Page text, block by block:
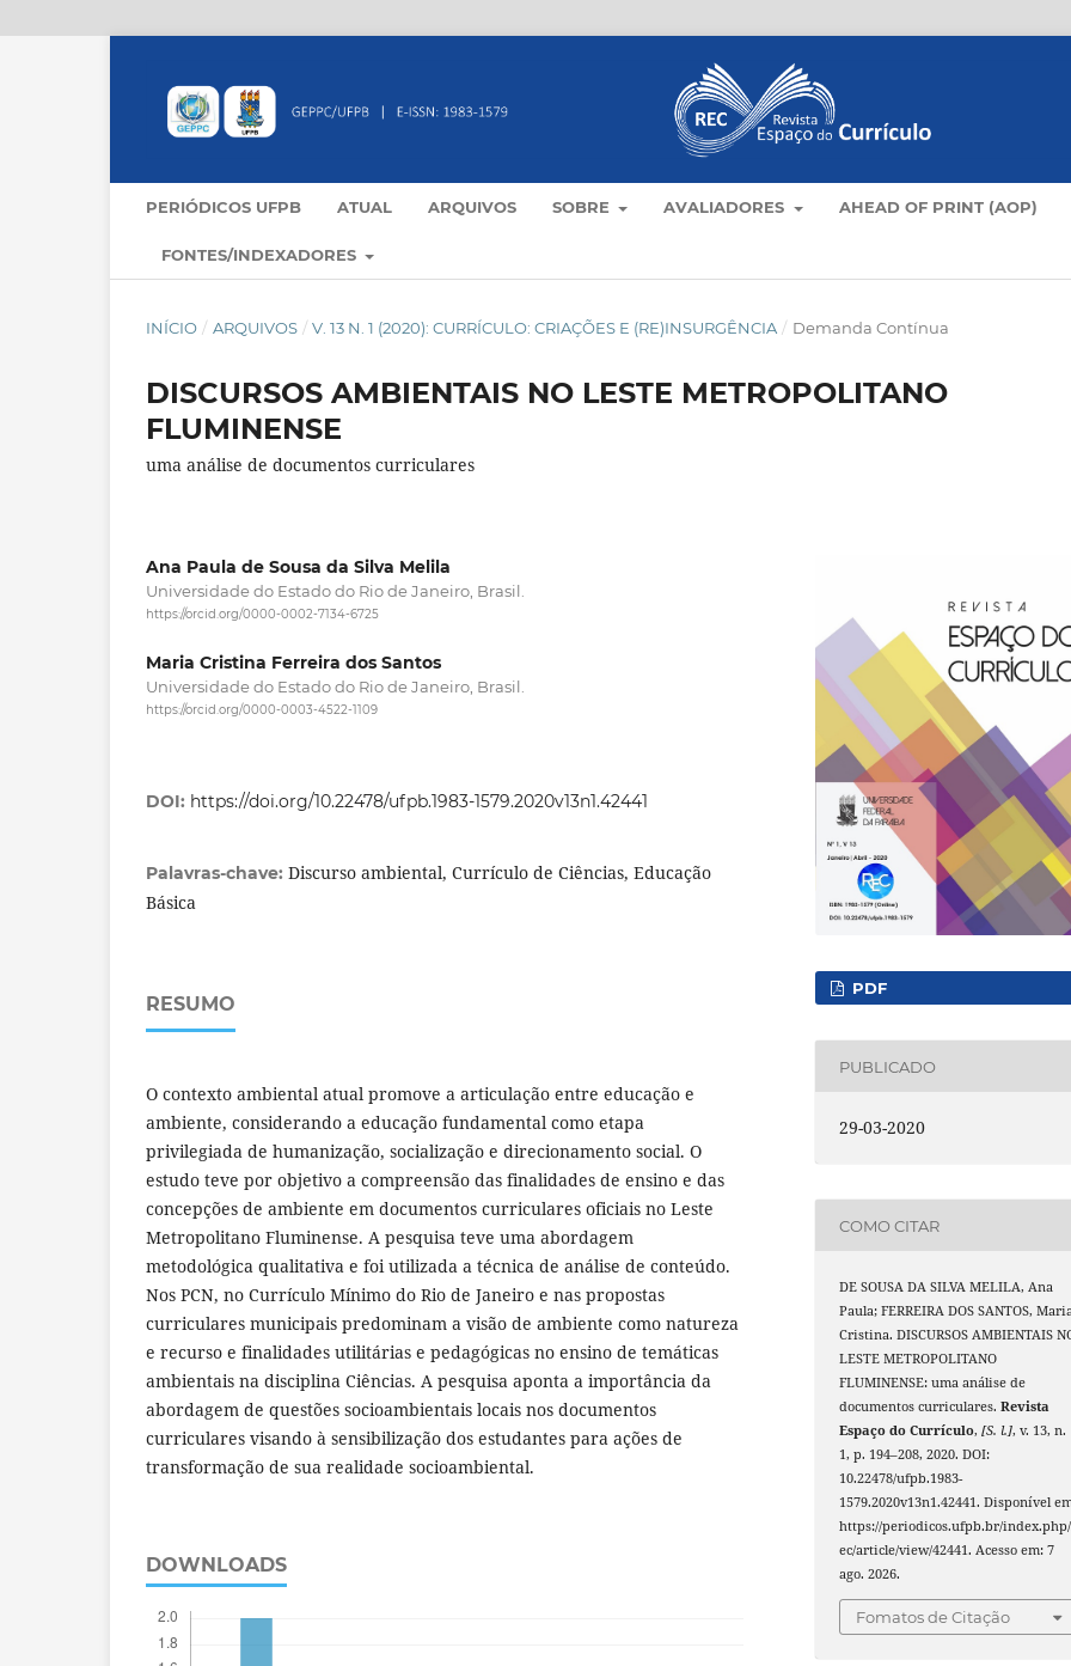
PERIÓDICOS UFPB ATUAL ARQUIVOS SOBRE AVALIADORES AHEAD OF PRINT (AOP)
FONTES/INDEXADORES
INÍCIO / ARQUIVOS / V. 13 N. 1 (2020): CURRÍCULO: CRIAÇÕES E (RE)INSURGÊNCIA / Demanda Contínua
DISCURSOS AMBIENTAIS NO LESTE METROPOLITANO
FLUMINENSE
uma análise de documentos curriculares
Ana Paula de Sousa da Silva Melila
Universidade do Estado do Rio de Janeiro, Brasil.
https://orcid.org/0000-0002-7134-6725
Maria Cristina Ferreira dos Santos
Universidade do Estado do Rio de Janeiro, Brasil.
https://orcid.org/0000-0003-4522-1109
DOI: https://doi.org/10.22478/ufpb.1983-1579.2020v13n1.42441
Palavras-chave: Discurso ambiental, Currículo de Ciências, Educação
Básica
RESUMO
O contexto ambiental atual promove a articulação entre educação e
ambiente, considerando a educação fundamental como etapa
privilegiada de humanização, socialização e direcionamento social. O
estudo teve por objetivo a compreensão das finalidades de ensino e das
concepções de ambiente em documentos curriculares oficiais no Leste
Metropolitano Fluminense. A pesquisa teve uma abordagem
metodológica qualitativa e foi utilizada a técnica de análise de conteúdo.
Nos PCN, no Currículo Mínimo do Rio de Janeiro e nas propostas
curriculares municipais predominam a visão de ambiente como natureza
e recurso e finalidades utilitárias e pedagógicas no ensino de temáticas
ambientais na disciplina Ciências. A pesquisa aponta a importância da
abordagem de questões socioambientais locais nos documentos
curriculares visando à sensibilização dos estudantes para ações de
transformação de sua realidade socioambiental.
DOWNLOADS
PDF
PUBLICADO
29-03-2020
COMO CITAR
DE SOUSA DA SILVA MELILA, Ana
Paula; FERREIRA DOS SANTOS,
Cristina. DISCURSOS AMBIENTAIS
LESTE METROPOLITANO
FLUMINENSE: uma análise de
documentos curriculares.Revista
Espaço do Currículo,[S. l.], v. 13, n.
1, p. 194–208, 2020. DOI:
10.22478/ufpb.1983-
1579.2020v13n1.42441. Disponível
https://periodicos.ufpb.br/
ec/article/view/42441. Acesso em: 7
ago. 2026.
Fomatos de Citação